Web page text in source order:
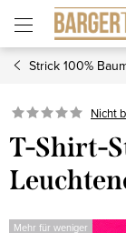
Inhalt
springen
Strick 100%
Nicht
T-Shirt-
Mehr für weniger